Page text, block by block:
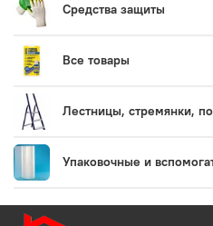
Средства защиты
Все товары
Лестницы, стремянки,
Упаковочные и